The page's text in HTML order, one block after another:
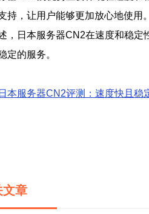
持，让用户能够更加放心地使用。
，日本服务器CN2在速度和稳
定的服务。
日本服务器CN2评测：速度快且稳
文章